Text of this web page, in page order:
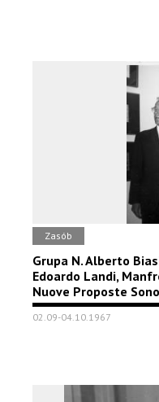
Zasób
Grupa N. Alberto
Edoardo Landi,
Nuove Proposte
02.09-04.10.1967